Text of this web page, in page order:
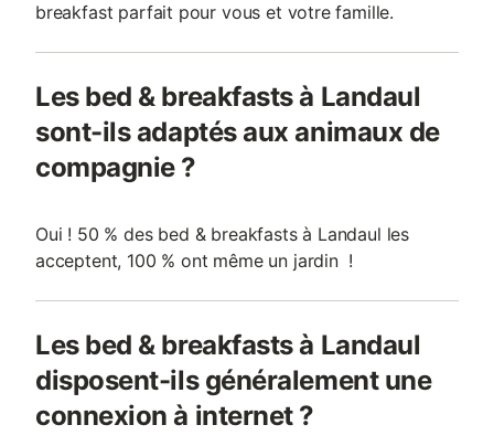
breakfast parfait pour vous et votre famille.
Les bed & breakfasts à Landaul
sont-ils adaptés aux animaux de
compagnie ?
Oui ! 50 % des bed & breakfasts à Landaul les
acceptent, 100 % ont même un jardin !
Les bed & breakfasts à Landaul
disposent-ils généralement une
connexion à internet ?